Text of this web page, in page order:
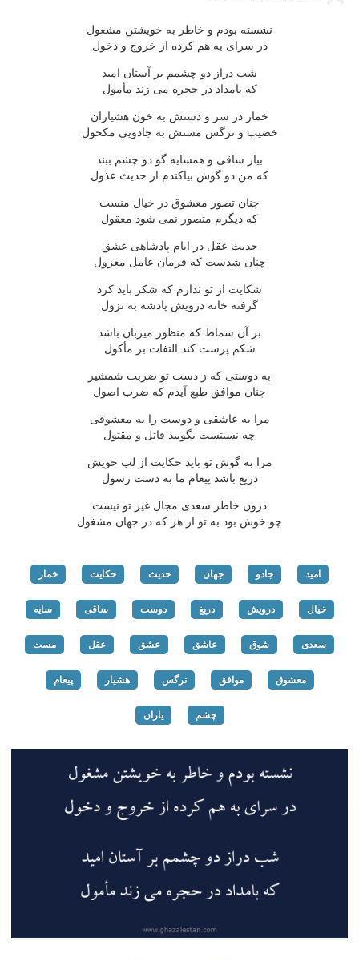
نشسته بودم و خاطر به خویشتن مشغول
در سرای به هم کرده از خروج و دخول
شب دراز دو چشمم بر آستان امید
که بامداد در حجره می زند مأمول
خمار در سر و دستش به خون هشیاران
خضیب و نرگس مستش به جادویی مکحول
بیار ساقی و همسایه گو دو چشم ببند
که من دو گوش بیاکندم از حدیث عذول
چنان تصور معشوق در خیال منست
که دیگرم متصور نمی شود معقول
حدیث عقل در ایام پادشاهی عشق
چنان شدست که فرمان عامل معزول
شکایت از تو ندارم که شکر باید کرد
گرفته خانه درویش پادشه به نزول
بر آن سماط که منظور میزبان باشد
شکم پرست کند التفات بر مأکول
به دوستی که ز دست تو ضربت شمشیر
چنان موافق طبع آیدم که ضرب اصول
مرا به عاشقی و دوست را به معشوقی
چه نسبتست بگویید قاتل و مقتول
مرا به گوش تو باید حکایت از لب خویش
دریغ باشد پیغام ما به دست رسول
درون خاطر سعدی مجال غیر تو نیست
چو خوش بود به تو از هر که در جهان مشغول
امید جادو جهان حدیث حکایت خمار
خیال درویش دریغ دوست ساقی سایه
سعدی شوق عاشق عشق عقل مست
معشوق موافق نرگس هشیار پیغام
چشم یاران